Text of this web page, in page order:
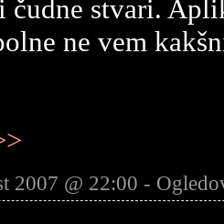
čudne stvari.
ne vem
2007 @ 22:00 -